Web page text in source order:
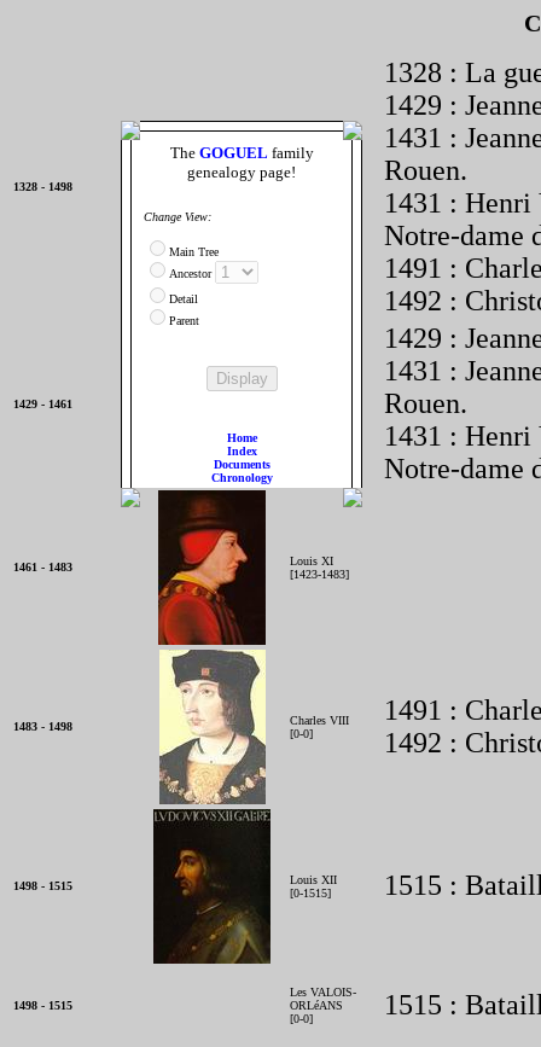
The GOGUEL family
genealogy page!
Change View:
Main Tree
Ancestor
Detail
Parent
Home
Index
Documents
Chronology
1328 - 1498
Les VALOIS
1328 : La
1429 :
1431 :
Rouen.
1431 : Henri
Notre-dame
1491 :
1492 :
1429 - 1461
1429 :
1431 :
Rouen.
1431 : Henri
Notre-dame
1461 - 1483
Louis XI
[1423-1483]
1483 - 1498
Charles VIII
[0-0]
1491 :
1492 :
1498 - 1515
Louis XII
[0-1515]
1515 :
1498 - 1515
Les VALOIS-
ORLéANS
[0-0]
1515 :